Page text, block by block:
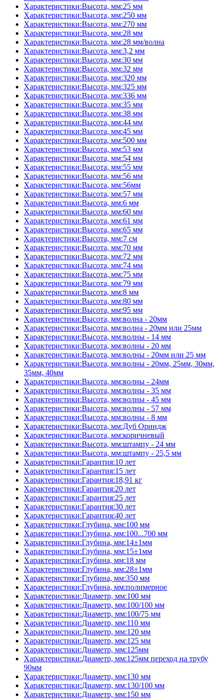
Характеристики:Высота, мм:25 мм
Характеристики:Высота, мм:250 мм
Характеристики:Высота, мм:270 мм
Характеристики:Высота, мм:28 мм
Характеристики:Высота, мм:28 мм/волна
Характеристики:Высота, мм:3,2 мм
Характеристики:Высота, мм:30 мм
Характеристики:Высота, мм:32 мм
Характеристики:Высота, мм:320 мм
Характеристики:Высота, мм:325 мм
Характеристики:Высота, мм:336 мм
Характеристики:Высота, мм:35 мм
Характеристики:Высота, мм:38 мм
Характеристики:Высота, мм:44 мм
Характеристики:Высота, мм:45 мм
Характеристики:Высота, мм:500 мм
Характеристики:Высота, мм:53 мм
Характеристики:Высота, мм:54 мм
Характеристики:Высота, мм:55 мм
Характеристики:Высота, мм:56 мм
Характеристики:Высота, мм:56мм
Характеристики:Высота, мм:57 мм
Характеристики:Высота, мм:6 мм
Характеристики:Высота, мм:60 мм
Характеристики:Высота, мм:61 мм
Характеристики:Высота, мм:65 мм
Характеристики:Высота, мм:7 см
Характеристики:Высота, мм:70 мм
Характеристики:Высота, мм:72 мм
Характеристики:Высота, мм:74 мм
Характеристики:Высота, мм:75 мм
Характеристики:Высота, мм:79 мм
Характеристики:Высота, мм:8 мм
Характеристики:Высота, мм:80 мм
Характеристики:Высота, мм:95 мм
Характеристики:Высота, мм:волна - 20мм
Характеристики:Высота, мм:волна - 20мм или 25мм
Характеристики:Высота, мм:волны - 14 мм
Характеристики:Высота, мм:волны - 20 мм
Характеристики:Высота, мм:волны - 20мм или 25 мм
Характеристики:Высота, мм:волны - 20мм, 25мм, 30мм,
35мм, 40мм
Характеристики:Высота, мм:волны - 24мм
Характеристики:Высота, мм:волны - 35 мм
Характеристики:Высота, мм:волны - 45 мм
Характеристики:Высота, мм:волны - 57 мм
Характеристики:Высота, мм:волны - 8 мм
Характеристики:Высота, мм:Дуб Ориндж
Характеристики:Высота, мм:коричневый
Характеристики:Высота, мм:штампу - 24 мм
Характеристики:Высота, мм:штампу - 25,5 мм
Характеристики:Гарантия:10 лет
Характеристики:Гарантия:15 лет
Характеристики:Гарантия:18,91 кг
Характеристики:Гарантия:20 лет
Характеристики:Гарантия:25 лет
Характеристики:Гарантия:30 лет
Характеристики:Гарантия:40 лет
Характеристики:Глубина, мм:100 мм
Характеристики:Глубина, мм:100...700 мм
Характеристики:Глубина, мм:14±1мм
Характеристики:Глубина, мм:15±1мм
Характеристики:Глубина, мм:18 мм
Характеристики:Глубина, мм:28±1мм
Характеристики:Глубина, мм:350 мм
Характеристики:Глубина, мм:полимерное
Характеристики:Диаметр, мм:100 мм
Характеристики:Диаметр, мм:100/100 мм
Характеристики:Диаметр, мм:100/75 мм
Характеристики:Диаметр, мм:110 мм
Характеристики:Диаметр, мм:120 мм
Характеристики:Диаметр, мм:125 мм
Характеристики:Диаметр, мм:125мм
Характеристики:Диаметр, мм:125мм переход на трубу
90мм
Характеристики:Диаметр, мм:130 мм
Характеристики:Диаметр, мм:130/100 мм
Характеристики:Диаметр, мм:150 мм